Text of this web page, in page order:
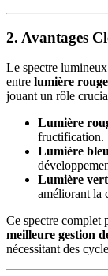
2. Avantages
Le spectre
entre lumière rouge
jouant un rôle
Lumière
fructification.
Lumière
Lumière
améliorant la
Ce spectre complet
meilleure gestion
nécessitant des